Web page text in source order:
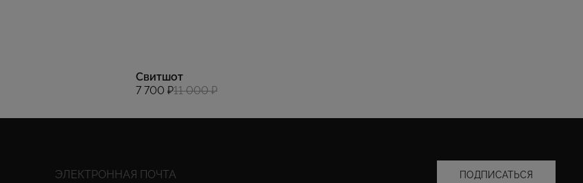
Свитшот
7 700 ₽11 000 ₽
ПОДПИСАТЬСЯ